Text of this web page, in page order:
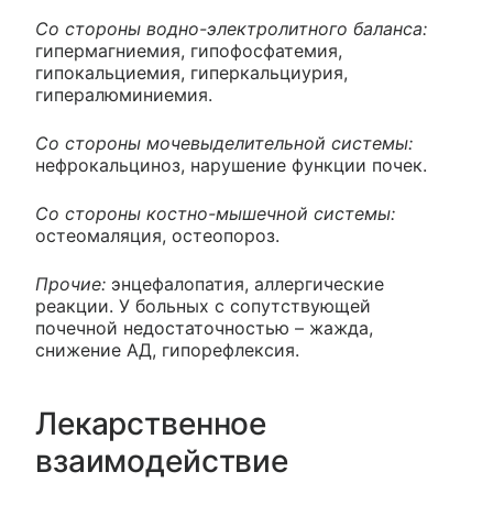
Со стороны водно-электролитного баланса:
гипермагниемия, гипофосфатемия,
гипокальциемия, гиперкальциурия,
гипералюминиемия.
Со стороны мочевыделительной системы:
нефрокальциноз, нарушение функции почек.
Со стороны костно-мышечной системы:
остеомаляция, остеопороз.
Прочие: энцефалопатия, аллергические
реакции. У больных с сопутствующей
почечной недостаточностью – жажда,
снижение АД, гипорефлексия.
Лекарственное
взаимодействие